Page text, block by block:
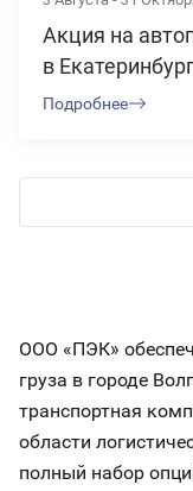
Акция на
в
Подробнее
ООО «ПЭК»
груза в городе
транспортная
области
полный набор